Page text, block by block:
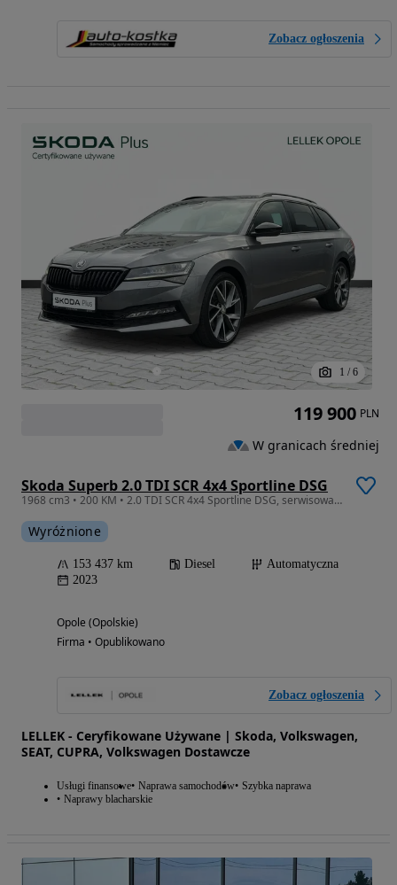
Zobacz ogłoszenia
1 / 6
Skoda Superb 2.0 TDI SCR 4x4 Sportline DSG
1968 cm3 • 200 KM • 2.0 TDI SCR 4x4 Sportline DSG, serwisowany w ASO
Wyróżnione
153 437 km Diesel
Automatyczna
2023
Opole (Opolskie)
Firma • Opublikowano
Zobacz ogłoszenia
LELLEK - Ceryfikowane Używane | Skoda, Volkswagen,
SEAT, CUPRA, Volkswagen Dostawcze
Usługi finansowe Naprawa samochodów Szybka naprawa
Naprawy blacharskie
119 900 PLN
W granicach średniej